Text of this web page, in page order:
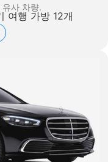
유사 차량.
여행 가방 12개